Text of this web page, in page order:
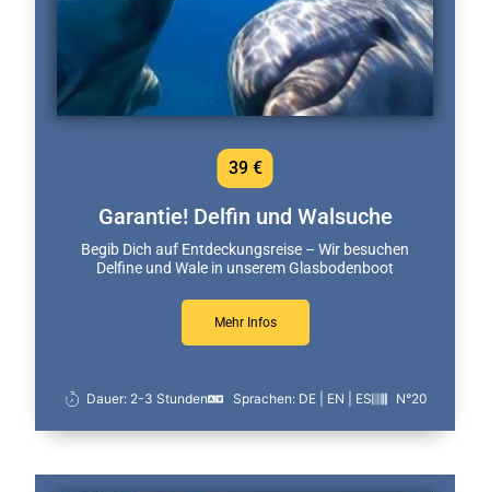
Garantie! Delfin und Walsuche
Begib Dich auf Entdeckungsreise – Wir besuchen
Delfine und Wale in unserem Glasbodenboot
Mehr Infos
39 €
Dauer: 2-3 Stunden Sprachen: DE | EN | ES N°20